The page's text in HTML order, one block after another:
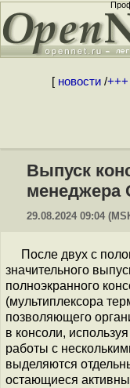
[ новости/+++
Выпуск
менеджера
29.08.2024 09:04
После двух с
значительного
полноэкранного
(мультиплексора
позволяющего
в консоли,
работы с
выделяются
остающиеся